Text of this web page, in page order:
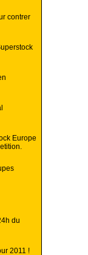
contrer
Europe
du
2011 !